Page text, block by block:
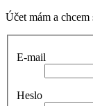
Účet mám a
E-mail
Heslo